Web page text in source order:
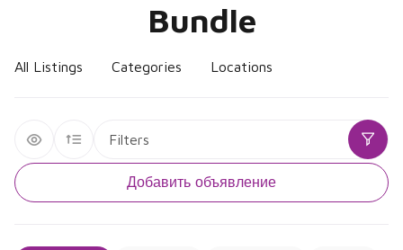
Bundle
All Listings Categories Locations
Filters
Добавить объявление